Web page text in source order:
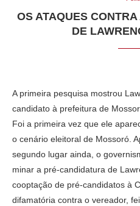
OS ATAQUES
DE
A primeira pesquisa mostrou
candidato à prefeitura de
Foi a primeira vez que ele
o cenário eleitoral de Mossoró.
segundo lugar ainda, o
minar a pré-candidatura de
cooptação de pré-candidatos à
difamatória contra o vereador,